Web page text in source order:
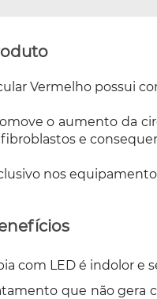
Vermelho possui
o aumento da
e
nos
com LED é indolor e
que não gera